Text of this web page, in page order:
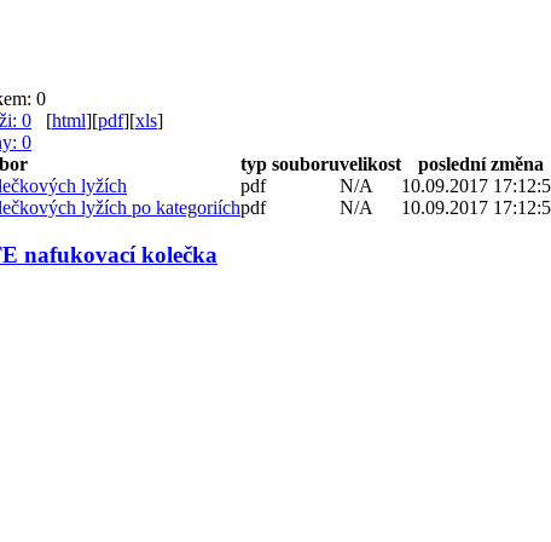
0
: 0
: 0
[html][pdf][xls]
typ souboruvelikost
poslední změna
lyžích
pdf N/A
10.09.2017
lyžích po kategoriíchpdf N/A 10.09.2017
nafukovací kolečka